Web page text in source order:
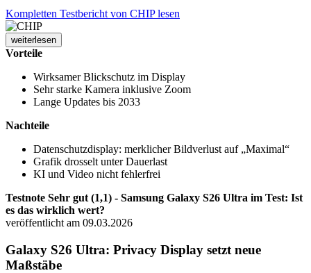
Kompletten Testbericht von CHIP lesen
weiterlesen
Vorteile
Wirksamer Blickschutz im Display
Sehr starke Kamera inklusive Zoom
Lange Updates bis 2033
Nachteile
Datenschutzdisplay: merklicher Bildverlust auf „Maximal“
Grafik drosselt unter Dauerlast
KI und Video nicht fehlerfrei
Testnote Sehr gut (1,1) - Samsung Galaxy S26 Ultra im Test: Ist
es das wirklich wert?
veröffentlicht am 09.03.2026
Galaxy S26 Ultra: Privacy Display setzt neue
Maßstäbe